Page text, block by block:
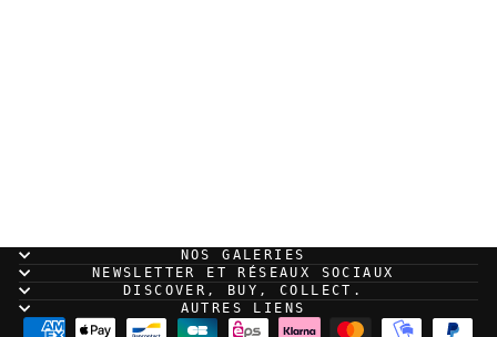
NOS GALERIES
NEWSLETTER ET RÉSEAUX SOCIAUX
DISCOVER, BUY, COLLECT.
AUTRES LIENS